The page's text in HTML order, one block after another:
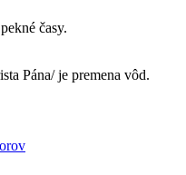
časy.
Pána/ je premena vôd.